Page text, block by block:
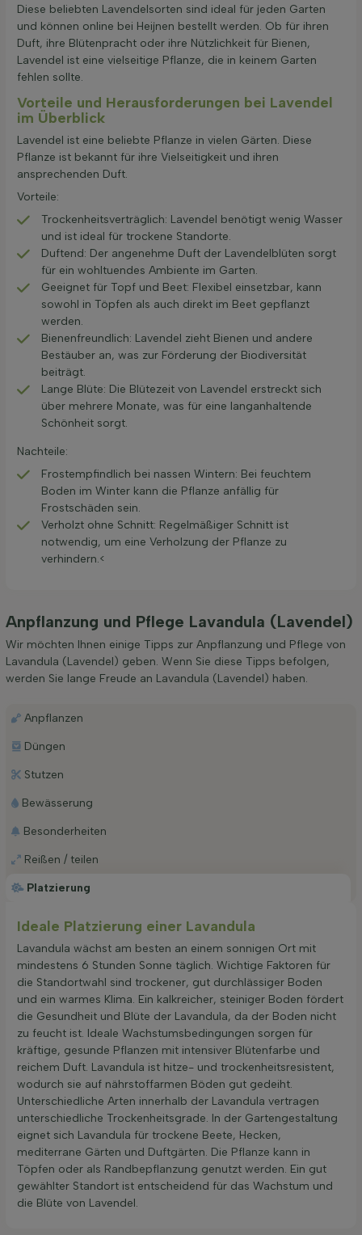
Diese beliebten Lavendelsorten sind ideal für jeden Garten
und können online bei Heijnen bestellt werden. Ob für ihren
Duft, ihre Blütenpracht oder ihre Nützlichkeit für Bienen,
Lavendel ist eine vielseitige Pflanze, die in keinem Garten
fehlen sollte.
Vorteile und Herausforderungen bei Lavendel
im Überblick
Lavendel ist eine beliebte Pflanze in vielen Gärten. Diese
Pflanze ist bekannt für ihre Vielseitigkeit und ihren
ansprechenden Duft.
Vorteile:
Trockenheitsverträglich: Lavendel benötigt wenig Wasser
und ist ideal für trockene Standorte.
Duftend: Der angenehme Duft der Lavendelblüten sorgt
für ein wohltuendes Ambiente im Garten.
Geeignet für Topf und Beet: Flexibel einsetzbar, kann
sowohl in Töpfen als auch direkt im Beet gepflanzt
werden.
Bienenfreundlich: Lavendel zieht Bienen und andere
Bestäuber an, was zur Förderung der Biodiversität
beiträgt.
Lange Blüte: Die Blütezeit von Lavendel erstreckt sich
über mehrere Monate, was für eine langanhaltende
Schönheit sorgt.
Nachteile:
Frostempfindlich bei nassen Wintern: Bei feuchtem
Boden im Winter kann die Pflanze anfällig für
Frostschäden sein.
Verholzt ohne Schnitt: Regelmäßiger Schnitt ist
notwendig, um eine Verholzung der Pflanze zu
verhindern.<
Anpflanzung und Pflege Lavandula (Lavendel)
Wir möchten Ihnen einige Tipps zur Anpflanzung und Pflege von
Lavandula (Lavendel) geben. Wenn Sie diese Tipps befolgen,
werden Sie lange Freude an Lavandula (Lavendel) haben.
Platzierung
Anpflanzen
Düngen
Stutzen
Bewässerung
Besonderheiten
Reißen / teilen
Ideale Platzierung einer Lavandula
Lavandula wächst am besten an einem sonnigen Ort mit
mindestens 6 Stunden Sonne täglich. Wichtige Faktoren für
die Standortwahl sind trockener, gut durchlässiger Boden
und ein warmes Klima. Ein kalkreicher, steiniger Boden fördert
die Gesundheit und Blüte der Lavandula, da der Boden nicht
zu feucht ist. Ideale Wachstumsbedingungen sorgen für
kräftige, gesunde Pflanzen mit intensiver Blütenfarbe und
reichem Duft. Lavandula ist hitze- und trockenheitsresistent,
wodurch sie auf nährstoffarmen Böden gut gedeiht.
Unterschiedliche Arten innerhalb der Lavandula vertragen
unterschiedliche Trockenheitsgrade. In der Gartengestaltung
eignet sich Lavandula für trockene Beete, Hecken,
mediterrane Gärten und Duftgärten. Die Pflanze kann in
Töpfen oder als Randbepflanzung genutzt werden. Ein gut
gewählter Standort ist entscheidend für das Wachstum und
die Blüte von Lavendel.